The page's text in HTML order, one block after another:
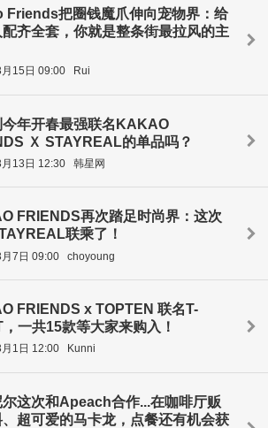
Friends把圈钱魔爪伸向宠物界：给
齐全套，你就是整条街最拉风的主
15日 09:00 Rui
今年开春最强联名KAKAO
Ｘ STAYREAL的单品吗？
13日 12:30 韩星网
FRIENDS再次踏足时尚界：这次
联乘了！
7日 09:00 choyoung
FRIENDS x TOPTEN 联名T-
一共15款等大家来购入！
1日 12:00 Kunni
这次和Apeach合作...在咖啡厅贩
超可爱的马卡龙，点餐还有机会获